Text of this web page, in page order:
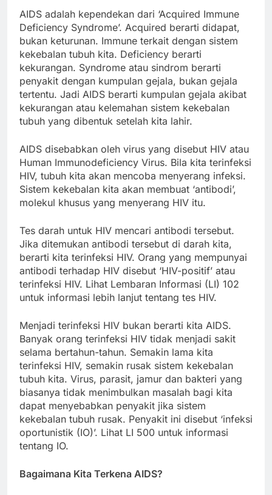
AIDS adalah kependekan dari ‘Acquired Immune
Deficiency Syndrome’. Acquired berarti didapat,
bukan keturunan. Immune terkait dengan sistem
kekebalan tubuh kita. Deficiency berarti
kekurangan. Syndrome atau sindrom berarti
penyakit dengan kumpulan gejala, bukan gejala
tertentu. Jadi AIDS berarti kumpulan gejala akibat
kekurangan atau kelemahan sistem kekebalan
tubuh yang dibentuk setelah kita lahir.
AIDS disebabkan oleh virus yang disebut HIV atau
Human Immunodeficiency Virus. Bila kita terinfeksi
HIV, tubuh kita akan mencoba menyerang infeksi.
Sistem kekebalan kita akan membuat ‘antibodi’,
molekul khusus yang menyerang HIV itu.
Tes darah untuk HIV mencari antibodi tersebut.
Jika ditemukan antibodi tersebut di darah kita,
berarti kita terinfeksi HIV. Orang yang mempunyai
antibodi terhadap HIV disebut ‘HIV-positif’ atau
terinfeksi HIV. Lihat Lembaran Informasi (LI) 102
untuk informasi lebih lanjut tentang tes HIV.
Menjadi terinfeksi HIV bukan berarti kita AIDS.
Banyak orang terinfeksi HIV tidak menjadi sakit
selama bertahun-tahun. Semakin lama kita
terinfeksi HIV, semakin rusak sistem kekebalan
tubuh kita. Virus, parasit, jamur dan bakteri yang
biasanya tidak menimbulkan masalah bagi kita
dapat menyebabkan penyakit jika sistem
kekebalan tubuh rusak. Penyakit ini disebut ‘infeksi
oportunistik (IO)’. Lihat LI 500 untuk informasi
tentang IO.
Bagaimana Kita Terkena AIDS?